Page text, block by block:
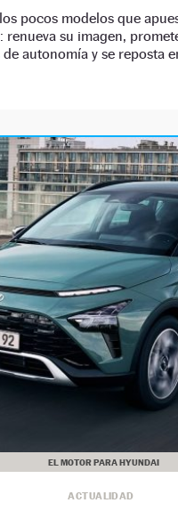
pocos modelos que
renueva su imagen,
autonomía y se reposta
EL MOTOR PARA HYUNDAI
ACTUALIDAD